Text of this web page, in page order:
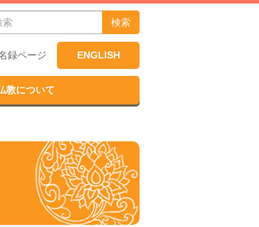
検索
録ページ ENGLISH
教について